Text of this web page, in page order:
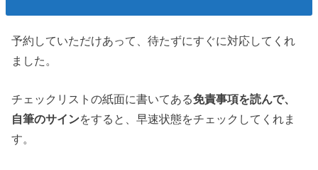
予約していただけあって、待たずにすぐに対応してくれ
ました。
チェックリストの紙面に書いてある免責事項を読んで、
自筆のサインをすると、早速状態をチェックしてくれま
す。